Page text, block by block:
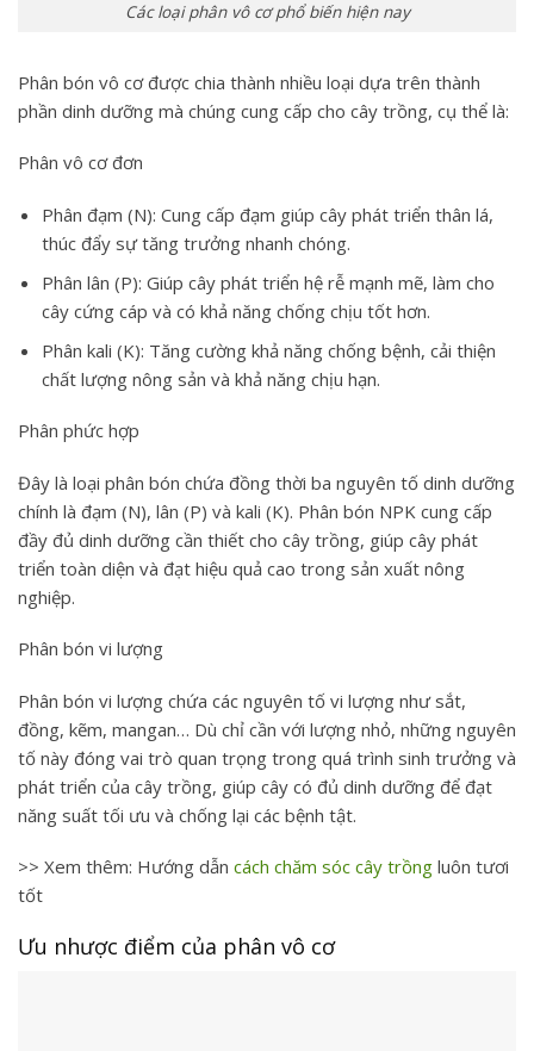
Các loại phân vô cơ phổ biến hiện nay
Phân bón vô cơ được chia thành nhiều loại dựa trên thành
phần dinh dưỡng mà chúng cung cấp cho cây trồng, cụ thể là:
Phân vô cơ đơn
Phân đạm (N): Cung cấp đạm giúp cây phát triển thân lá,
thúc đẩy sự tăng trưởng nhanh chóng.
Phân lân (P): Giúp cây phát triển hệ rễ mạnh mẽ, làm cho
cây cứng cáp và có khả năng chống chịu tốt hơn.
Phân kali (K): Tăng cường khả năng chống bệnh, cải thiện
chất lượng nông sản và khả năng chịu hạn.
Phân phức hợp
Đây là loại phân bón chứa đồng thời ba nguyên tố dinh dưỡng
chính là đạm (N), lân (P) và kali (K). Phân bón NPK cung cấp
đầy đủ dinh dưỡng cần thiết cho cây trồng, giúp cây phát
triển toàn diện và đạt hiệu quả cao trong sản xuất nông
nghiệp.
Phân bón vi lượng
Phân bón vi lượng chứa các nguyên tố vi lượng như sắt,
đồng, kẽm, mangan… Dù chỉ cần với lượng nhỏ, những nguyên
tố này đóng vai trò quan trọng trong quá trình sinh trưởng và
phát triển của cây trồng, giúp cây có đủ dinh dưỡng để đạt
năng suất tối ưu và chống lại các bệnh tật.
>> Xem thêm: Hướng dẫn cách chăm sóc cây trồng​ luôn tươi
tốt
Ưu nhược điểm của phân vô cơ